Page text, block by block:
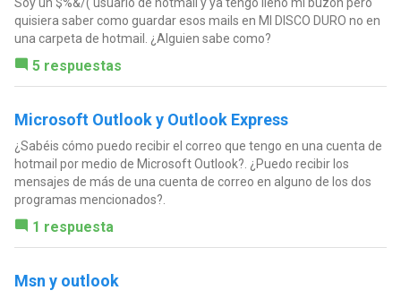
Soy un $%&/( usuario de hotmail y ya tengo lleno mi buzón pero
quisiera saber como guardar esos mails en MI DISCO DURO no en
una carpeta de hotmail. ¿Alguien sabe como?
5 respuestas
Microsoft Outlook y Outlook Express
¿Sabéis cómo puedo recibir el correo que tengo en una cuenta de
hotmail por medio de Microsoft Outlook?. ¿Puedo recibir los
mensajes de más de una cuenta de correo en alguno de los dos
programas mencionados?.
1 respuesta
Msn y outlook